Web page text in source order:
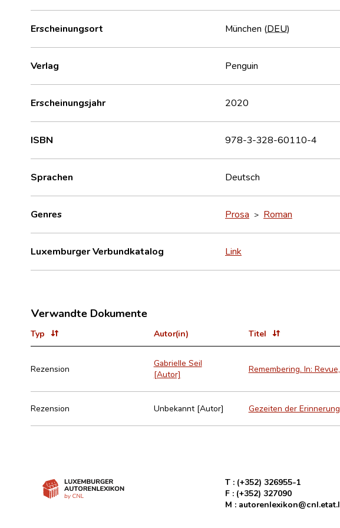
Erscheinungsort München (DEU)
Verlag Penguin
Erscheinungsjahr 2020
ISBN 978-3-328-60110-4
Sprachen Deutsch
Genres Prosa > Roman
Luxemburger Verbundkatalog Link
Verwandte Dokumente
Typ Autor(in) Titel
Rezension
Gabrielle Seil
[Autor]
Remembering. In:
Rezension Unbekannt [Autor] Gezeiten der
T : (+352) 326955-1
F : (+352) 327090
M :